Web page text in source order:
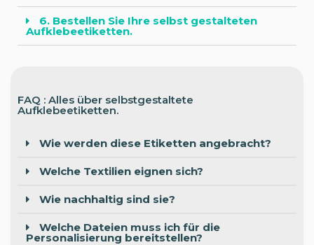
6. Bestellen Sie Ihre selbst gestalteten
Aufklebeetiketten.
FAQ : Alles über selbstgestaltete
Aufklebeetiketten.
Wie werden diese Etiketten angebracht?
Welche Textilien eignen sich?
Wie nachhaltig sind sie?
Welche Dateien muss ich für die
Personalisierung bereitstellen?